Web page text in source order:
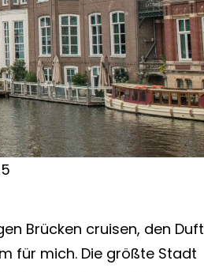
Brücken cruisen, den Duft
für mich. Die größte Stadt